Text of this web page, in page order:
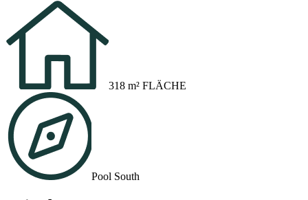
318 m² FLÄCHE
Pool South